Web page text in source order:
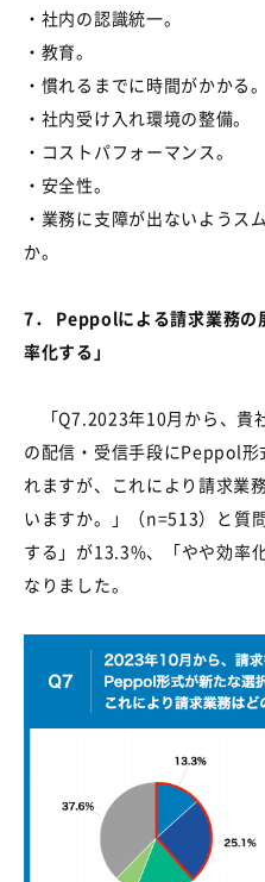
・社内の認識統一。
・教育。
・慣れるまでに時間がかかる。
・社内受け入れ環境の整備。
・コストパフォーマンス。
・安全性。
・業務に支障が出ないようス
か。
7． Peppolによる請求業務の
率化する」
「Q7.2023年10月から、貴
の配信・受信手段にPeppol形
れますが、これにより請求業
いますか。」（n=513）と質
する」が13.3%、「やや効率
なりました。